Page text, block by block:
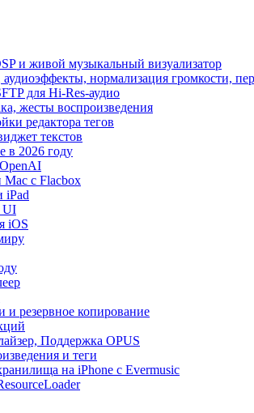
и живой музыкальный визуализатор
нормализация громкости,
для Hi-Res-аудио
жесты воспроизведения
редактора тегов
текстов
в 2026 году
Mac с Flacbox
iPad
UI
iOS
и резервное копирование
Поддержка OPUS
и теги
на iPhone с Evermusic